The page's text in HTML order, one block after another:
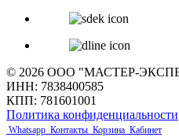
© 2026 ООО "МАСТЕР-
ИНН: 7838400585
КПП: 781601001
Политика конфиденциальности
Whatsapp Контакты Корзина Кабинет